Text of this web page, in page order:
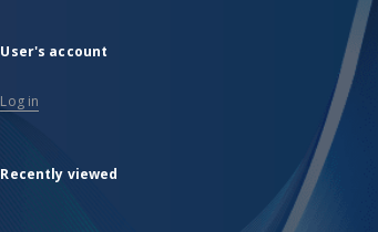
User's account
Log in
Recently viewed